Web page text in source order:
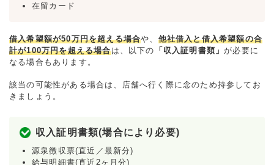
在留カード
借入希望額が50万円を超える場合や、 他社借入と借入希望額の合
計が100万円を超える場合は、以下の 「収入証明書類」が必要に
なる場合もあります。
該当の可能性がある場合は、店舗へ行く際に念のため持参してお
きましょう。
収入証明書類(場合により必要)
源泉徴収票(直近／最新分)
給与明細書(直近2ヶ月分)